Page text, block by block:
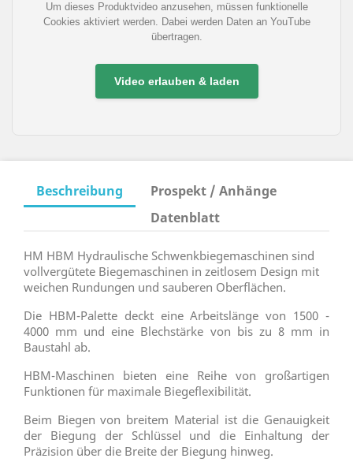
Um dieses Produktvideo anzusehen, müssen funktionelle
Cookies aktiviert werden. Dabei werden Daten an YouTube
übertragen.
Video erlauben & laden
Beschreibung
Prospekt / Anhänge
Datenblatt
HM HBM Hydraulische Schwenkbiegemaschinen sind
vollvergütete Biegemaschinen in zeitlosem Design mit
weichen Rundungen und sauberen Oberflächen.
Die HBM-Palette deckt eine Arbeitslänge von 1500 -
4000 mm und eine Blechstärke von bis zu 8 mm in
Baustahl ab.
HBM-Maschinen bieten eine Reihe von großartigen
Funktionen für maximale Biegeflexibilität.
Beim Biegen von breitem Material ist die Genauigkeit
der Biegung der Schlüssel und die Einhaltung der
Präzision über die Breite der Biegung hinweg.